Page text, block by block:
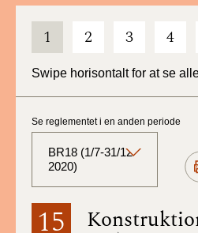
1 2 3 4
Swipe horisontalt for at se
15
Se reglementet i en anden periode
BR18 (1/7-31/12
2020)
BR18 (Aktuelt)